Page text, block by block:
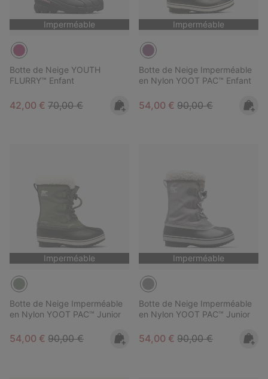
Imperméable
Botte de Neige YOUTH
FLURRY™ Enfant
Sale price:
42,00 € Regular price:
70,00 €
Imperméable
Botte de Neige Imperméable
en Nylon YOOT PAC™ Enfant
Sale price:
54,00 € Regular price:
90,00 €
Imperméable
Botte de Neige Imperméable
en Nylon YOOT PAC™ Junior
Sale price:
54,00 € Regular price:
90,00 €
Imperméable
Botte de Neige Imperméable
en Nylon YOOT PAC™ Junior
Sale price:
54,00 € Regular price:
90,00 €